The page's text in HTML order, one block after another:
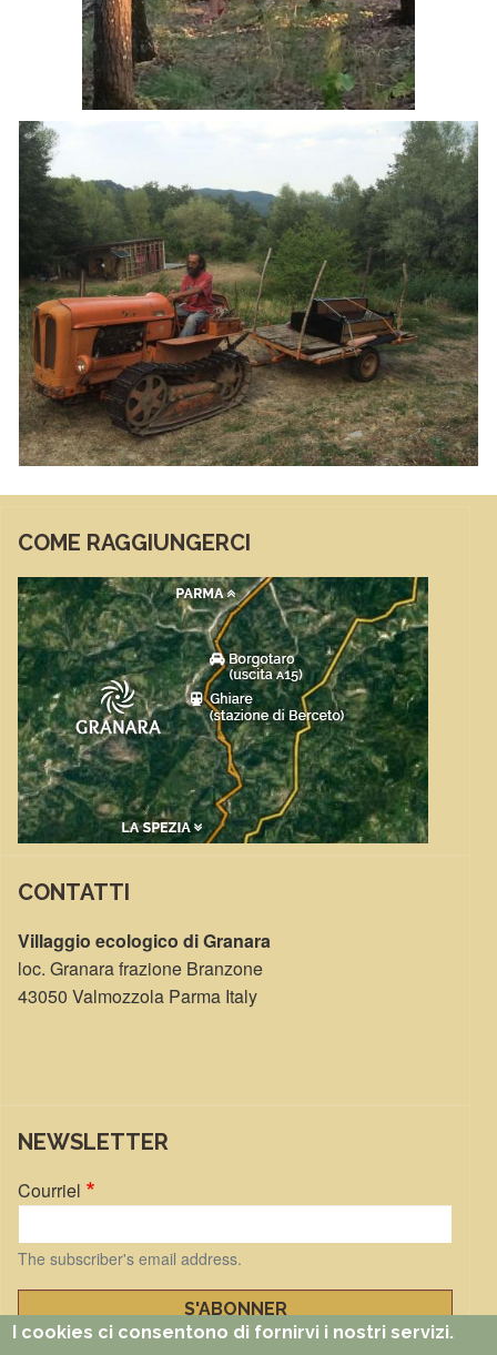
COME RAGGIUNGERCI
CONTATTI
Villaggio ecologico di Granara
loc. Granara frazione Branzone
43050 Valmozzola Parma Italy
NEWSLETTER
Courriel
The subscriber's email address.
Manage existing
I cookies ci consentono di fornirvi i nostri servizi.